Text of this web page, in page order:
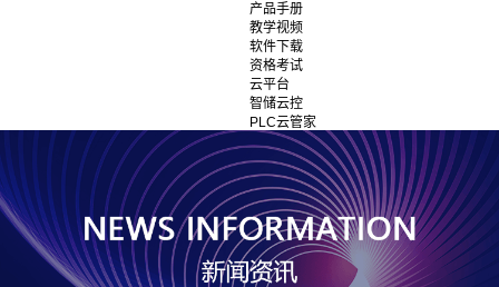
产品手册
教学视频
软件下载
资格考试
云平台
智储云控
PLC云管家